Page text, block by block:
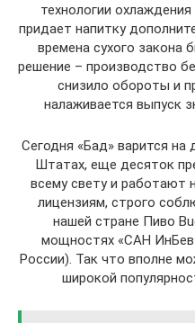
технологии
придает напитку
времена сухого закона
решение – производство
снизило обороты и
налаживается выпуск
Сегодня «Бад» варится на
Штатах, еще десяток
всему свету и работают
лицензиям, строго
нашей стране Пиво
мощностях «САН
России). Так что вполне
широкой